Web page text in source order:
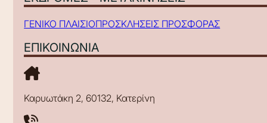
ΓΕΝΙΚΟ ΠΛΑΙΣΙΟΠΡΟΣΚΛΗΣΕΙΣ ΠΡΟΣΦΟΡΑΣ
ΕΠΙΚΟΙΝΩΝΙΑ
Καρυωτάκη 2, 60132, Κατερίνη